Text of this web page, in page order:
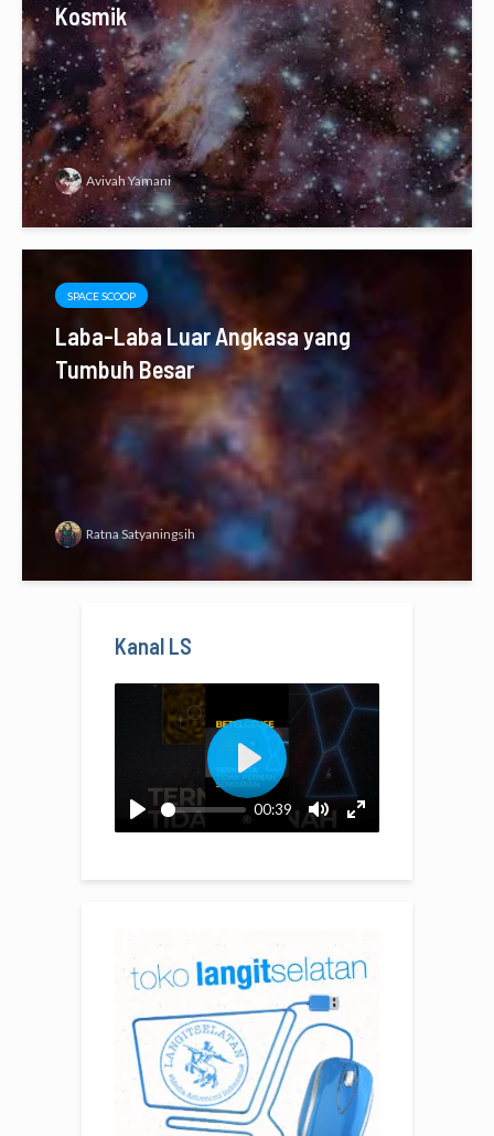
Kosmik
Avivah Yamani
SPACE SCOOP
Laba-Laba Luar Angkasa yang
Tumbuh Besar
Ratna Satyaningsih
Kanal LS